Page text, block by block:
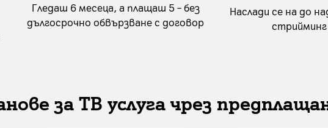
Гледаш 6 месеца, а плащаш 5 – без
дългосрочно обвързване с договор
Наслади се на до
стрийминг
за ТВ услуга чрез